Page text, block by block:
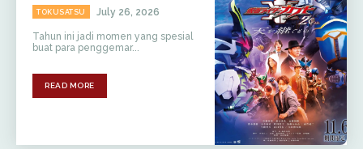
TOKUSATSU July 26, 2026
Tahun ini jadi momen yang spesial
buat para penggemar...
READ MORE